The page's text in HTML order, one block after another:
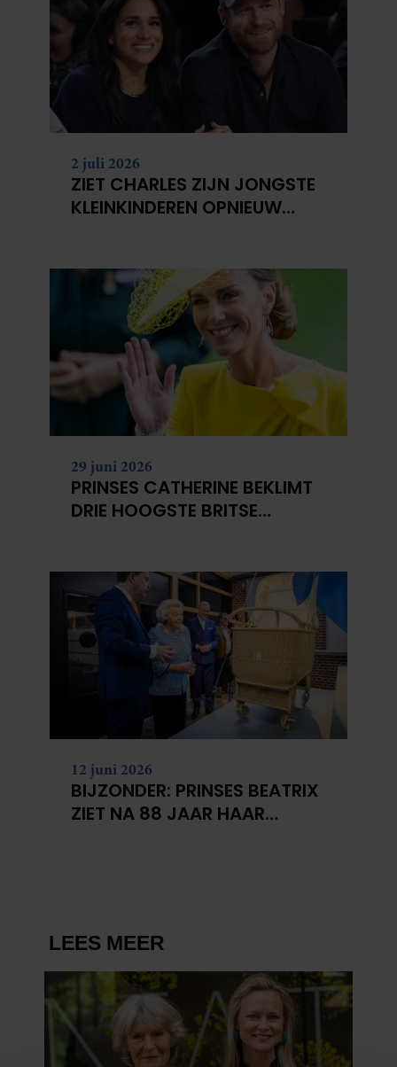
2 juli 2026
ZIET CHARLES ZIJN JONGSTE
KLEINKINDEREN OPNIEUW
29 juni 2026
PRINSES CATHERINE BEKLIMT
DRIE HOOGSTE BRITSE
12 juni 2026
BIJZONDER: PRINSES BEATRIX
ZIET NA 88 JAAR HAAR